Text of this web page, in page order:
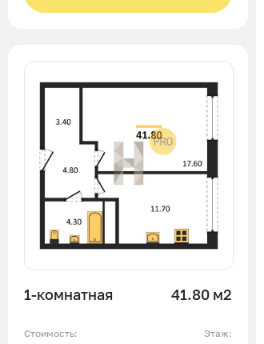
1-комнатная 41.80 м2
Стоимость: Этаж: